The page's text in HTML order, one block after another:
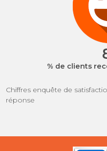
% de clients
Chiffres enquête de
réponse